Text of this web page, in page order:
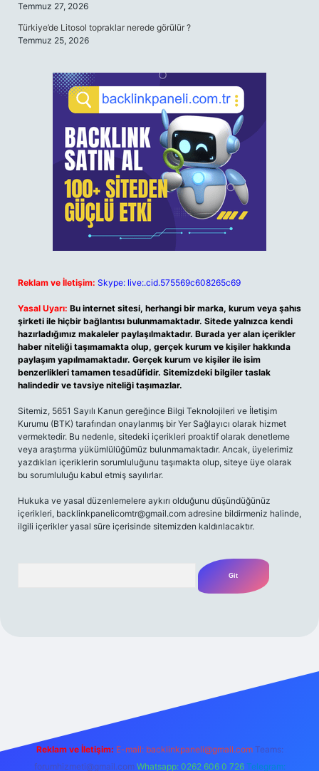
Temmuz 27, 2026
Türkiye’de Litosol topraklar nerede görülür ?
Temmuz 25, 2026
Reklam ve İletişim: Skype: live:.cid.575569c608265c69
Yasal Uyarı: Bu internet sitesi, herhangi bir marka, kurum veya şahıs
şirketi ile hiçbir bağlantısı bulunmamaktadır. Sitede yalnızca kendi
hazırladığımız makaleler paylaşılmaktadır. Burada yer alan içerikler
haber niteliği taşımamakta olup, gerçek kurum ve kişiler hakkında
paylaşım yapılmamaktadır. Gerçek kurum ve kişiler ile isim
benzerlikleri tamamen tesadüfidir. Sitemizdeki bilgiler taslak
halindedir ve tavsiye niteliği taşımazlar.
Sitemiz, 5651 Sayılı Kanun gereğince Bilgi Teknolojileri ve İletişim
Kurumu (BTK) tarafından onaylanmış bir Yer Sağlayıcı olarak hizmet
vermektedir. Bu nedenle, sitedeki içerikleri proaktif olarak denetleme
veya araştırma yükümlülüğümüz bulunmamaktadır. Ancak, üyelerimiz
yazdıkları içeriklerin sorumluluğunu taşımakta olup, siteye üye olarak
bu sorumluluğu kabul etmiş sayılırlar.
Hukuka ve yasal düzenlemelere aykırı olduğunu düşündüğünüz
içerikleri, backlinkpanelicomtr@gmail.com adresine bildirmeniz halinde,
ilgili içerikler yasal süre içerisinde sitemizden kaldırılacaktır.
m elexbet
Reklam ve İletişim: E-mail: backlinkpaneli@gmail.com Teams:
forumhizmeti@gmail.com Whatsapp: 0262 606 0 726 Telegram: